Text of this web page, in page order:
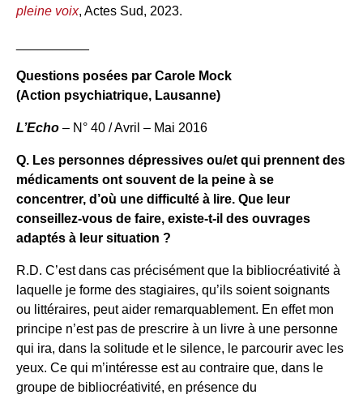
pleine voix, Actes Sud, 2023.
Questions posées par Carole Mock
(Action psychiatrique, Lausanne)
L’Echo – N° 40 / Avril – Mai 2016
Q. Les personnes dépressives ou/et qui prennent des
médicaments ont souvent de la peine à se
concentrer, d’où une difficulté à lire. Que leur
conseillez-vous de faire, existe-t-il des ouvrages
adaptés à leur situation ?
R.D. C’est dans cas précisément que la bibliocréativité à
laquelle je forme des stagiaires, qu’ils soient soignants
ou littéraires, peut aider remarquablement. En effet mon
principe n’est pas de prescrire à un livre à une personne
qui ira, dans la solitude et le silence, le parcourir avec les
yeux. Ce qui m’intéresse est au contraire que, dans le
groupe de bibliocréativité, en présence du